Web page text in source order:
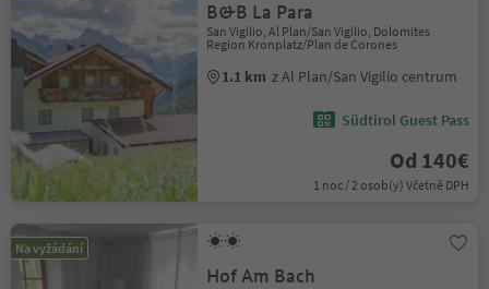
B&B La Para
San Vigilio, Al Plan/San Vigilio, Dolomites
Region Kronplatz/Plan de Corones
1.1 km z Al Plan/San Vigilio centrum
Südtirol Guest Pass
Od 140€
1 noc / 2 osob(y) Včetně DPH
Na vyžádání
Hof Am Bach